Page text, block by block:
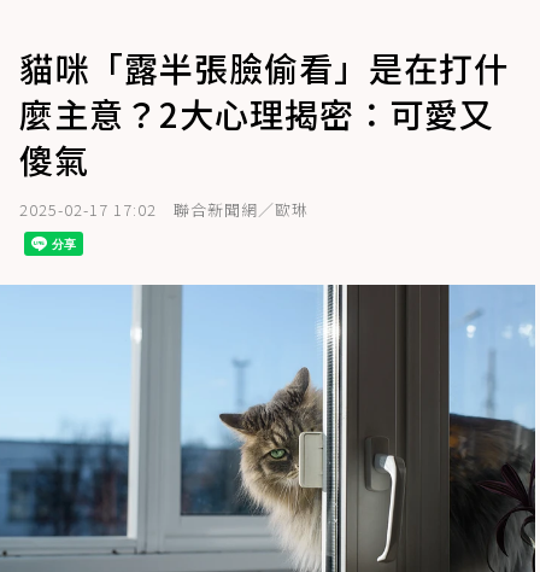
貓咪「露半張臉偷看」是在打什
麼主意？2大心理揭密：可愛又
傻氣
2025-02-17 17:02 聯合新聞網／歐琳